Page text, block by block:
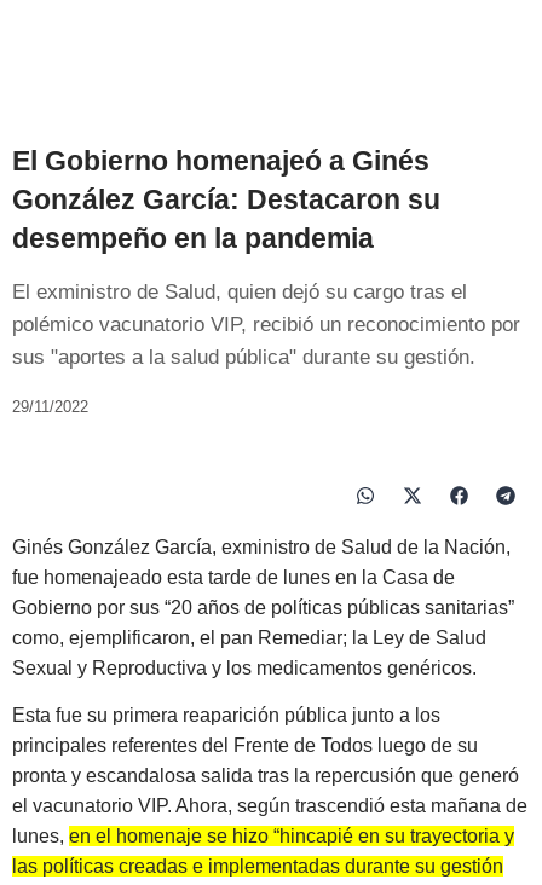
El Gobierno homenajeó a Ginés
González García: Destacaron su
desempeño en la pandemia
El exministro de Salud, quien dejó su cargo tras el
polémico vacunatorio VIP, recibió un reconocimiento por
sus "aportes a la salud pública" durante su gestión.
29/11/2022
Ginés González García, exministro de Salud de la Nación,
fue homenajeado esta tarde de lunes en la Casa de
Gobierno por sus “20 años de políticas públicas sanitarias”
como, ejemplificaron, el pan Remediar; la Ley de Salud
Sexual y Reproductiva y los medicamentos genéricos.
Esta fue su primera reaparición pública junto a los
principales referentes del Frente de Todos luego de su
pronta y escandalosa salida tras la repercusión que generó
el vacunatorio VIP. Ahora, según trascendió esta mañana de
lunes, en el homenaje se hizo “hincapié en su trayectoria y
las políticas creadas e implementadas durante su gestión